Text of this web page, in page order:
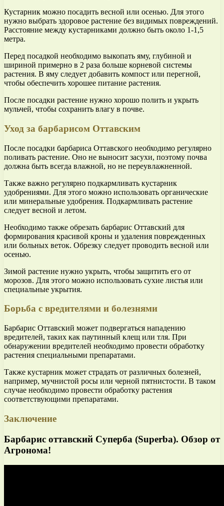
Кустарник можно посадить весной или осенью. Для этого
нужно выбрать здоровое растение без видимых повреждений.
Расстояние между кустарниками должно быть около 1-1,5
метра.
Перед посадкой необходимо выкопать яму, глубиной и
шириной примерно в 2 раза больше корневой системы
растения. В яму следует добавить компост или перегной,
чтобы обеспечить хорошее питание растения.
После посадки растение нужно хорошо полить и укрыть
мульчей, чтобы сохранить влагу в почве.
Уход за барбарисом Оттавским
После посадки барбариса Оттавского необходимо регулярно
поливать растение. Оно не выносит засухи, поэтому почва
должна быть всегда влажной, но не переувлажненной.
Также важно регулярно подкармливать кустарник
удобрениями. Для этого можно использовать органические
или минеральные удобрения. Подкармливать растение
следует весной и летом.
Необходимо также обрезать барбарис Оттавский для
формирования красивой кроны и удаления поврежденных
или больных веток. Обрезку следует проводить весной или
осенью.
Зимой растение нужно укрыть, чтобы защитить его от
морозов. Для этого можно использовать сухие листья или
специальные укрытия.
Борьба с вредителями и болезнями
Барбарис Оттавский может подвергаться нападению
вредителей, таких как паутинный клещ или тля. При
обнаружении вредителей необходимо провести обработку
растения специальными препаратами.
Также кустарник может страдать от различных болезней,
например, мучнистой росы или черной пятнистости. В таком
случае необходимо провести обработку растения
соответствующими препаратами.
Заключение
Барбарис оттавский Суперба (Superba). Обзор от
Агронома!